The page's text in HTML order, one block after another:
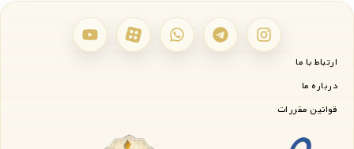
ارتباط با ما
درباره ما
قوانین مقررات